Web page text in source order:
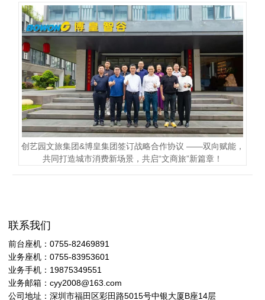
创艺园文旅集团&博皇集团签订战略合作协议 ——双向赋能，
共同打造城市消费新场景，共启“文商旅”新篇章！
联系我们
前台座机：0755-82469891
业务座机：0755-83953601
业务手机：19875349551
业务邮箱：cyy2008@163.com
公司地址：深圳市福田区彩田路5015号中银大厦B座14层